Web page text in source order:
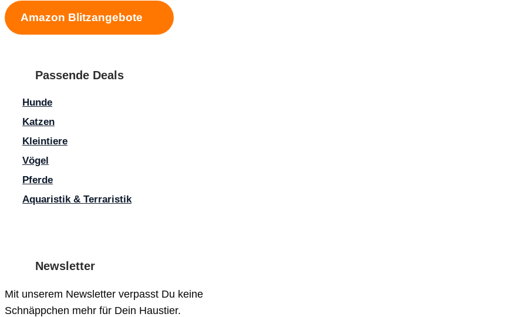
Schreibe einen Kommentar
Name
Name, E-Mail-Adresse und Website in diesem Browser für meinen nächsten Kommentar speichern.
Amazon Blitzangebote
Passende Deals
Hunde
Katzen
Kleintiere
Vögel
Pferde
Aquaristik & Terraristik
Newsletter
Mit unserem Newsletter verpasst Du keine
Schnäppchen mehr für Dein Haustier.